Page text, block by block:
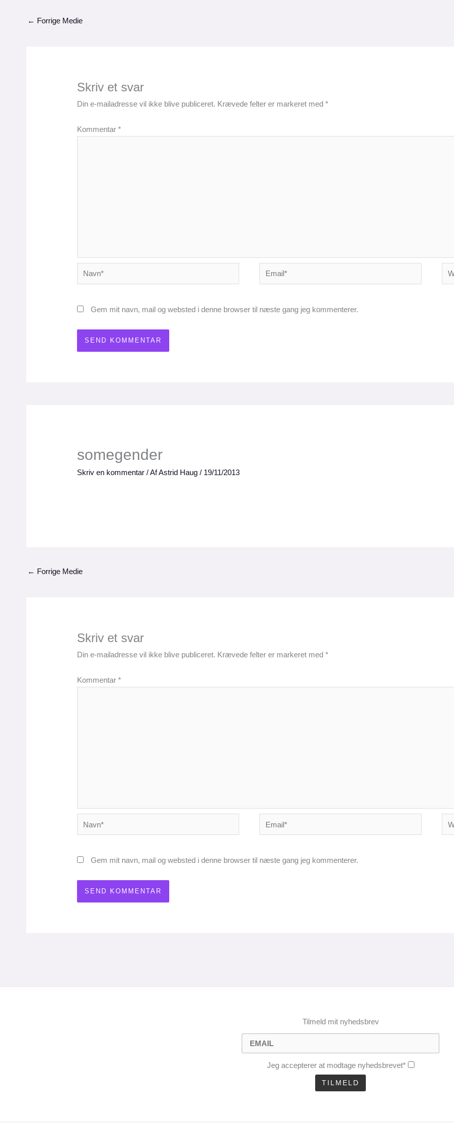
← Forrige Medie
Skriv et svar
Din e-mailadresse vil ikke blive publiceret. Krævede felter er markeret med*
Kommentar*
Navn* Email*
Gem mit navn, mail og websted i denne browser til næste gang jeg kommenterer.
somegender
Skriv en kommentar / AfAstrid Haug/ 19/11/2013
← Forrige Medie
Skriv et svar
Din e-mailadresse vil ikke blive publiceret. Krævede felter er markeret med*
Kommentar*
Navn* Email*
Gem mit navn, mail og websted i denne browser til næste gang jeg kommenterer.
Tilmeld mit nyhedsbrev
Jeg accepterer at modtage nyhedsbrevet*